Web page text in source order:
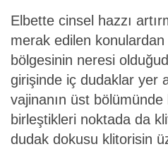
Elbette cinsel hazzı
merak edilen
bölgesinin neresi
girişinde iç dudaklar yer
vajinanın üst
birleştikleri noktada da
dudak dokusu klitorisin